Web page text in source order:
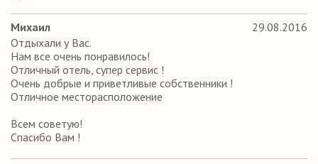
Михаил
29.08.2016
Отдыхали у Вас.
Нам все очень понравилось!
Отличный отель, супер сервис !
Очень добрые и приветливые собственники !
Отличное месторасположение
Всем советую!
Спасибо Вам !